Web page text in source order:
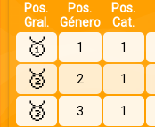
Pos.
Gral.
Pos.
Género
Pos.
Cat.
🥇 1 1
🥈 2 1
🥉 3 1